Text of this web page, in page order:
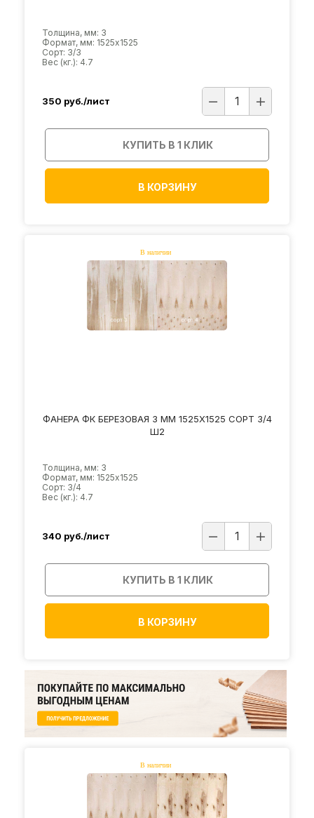
Толщина, мм: 3
Формат, мм: 1525х1525
Сорт: 3/3
Вес (кг.): 4.7
350 руб./лист
КУПИТЬ В 1 КЛИК
В КОРЗИНУ
ФАНЕРА ФК БЕРЕЗОВАЯ 3 ММ 1525Х1525 СОРТ 3/4
Ш2
Толщина, мм: 3
Формат, мм: 1525х1525
Сорт: 3/4
Вес (кг.): 4.7
340 руб./лист
КУПИТЬ В 1 КЛИК
В КОРЗИНУ